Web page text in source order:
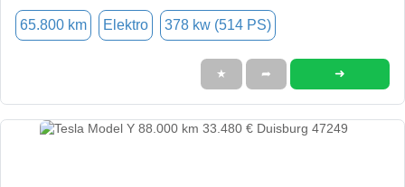
65.800 km Elektro 378 kw (514 PS)
★ ➦ ➜